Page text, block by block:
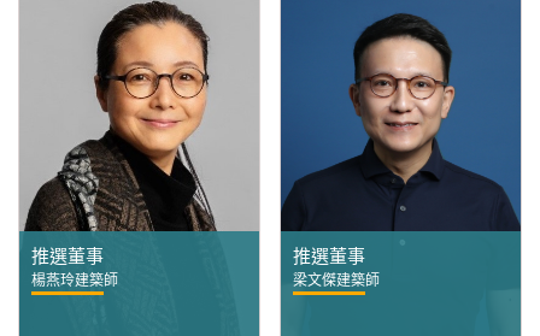
推選董事
楊燕玲建築師
推選董事
梁文傑建築師